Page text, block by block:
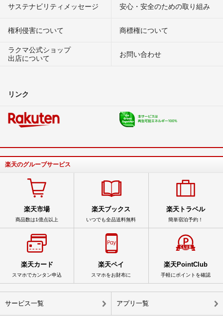
サステナビリティメッセージ 安心・安全のための取り組み
権利侵害について
商標権について
ラクマ公式ショップ
出店について
お問い合わせ
リンク
楽天のグループサービス
楽天市場
商品数は1億点以上
楽天ブックス
いつでも全品送料無料
楽天トラベル
簡単宿泊予約！
楽天カード
スマホでカンタン申込
楽天ペイ
スマホをお財布に
楽天PointClub
手軽にポイントを確認
サービス一覧 アプリ一覧